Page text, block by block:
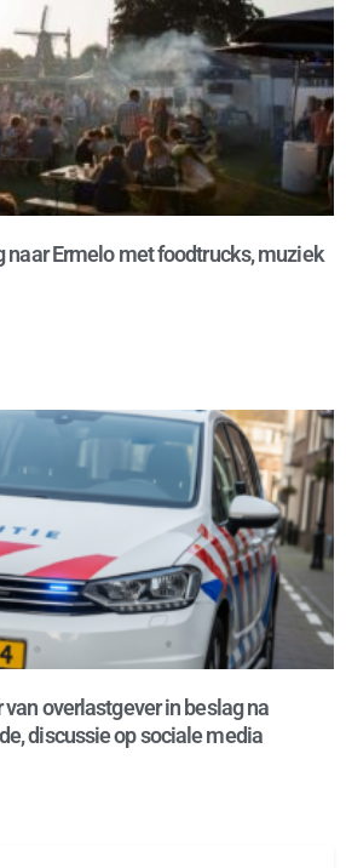
naar Ermelo met foodtrucks, muziek
overlastgever in beslag na
discussie op sociale media